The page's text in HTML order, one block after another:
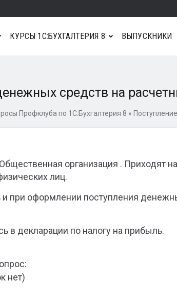
КУРСЫ 1С:БУХГАЛТЕРИЯ 8 ВЫПУСКНИКИ
средств на
Профклуба по 1С:Бухгалтерия 8 »
организация . Приходят
лиц.
и при оформлении поступления
в декларации по налогу на прибыль.
нет)